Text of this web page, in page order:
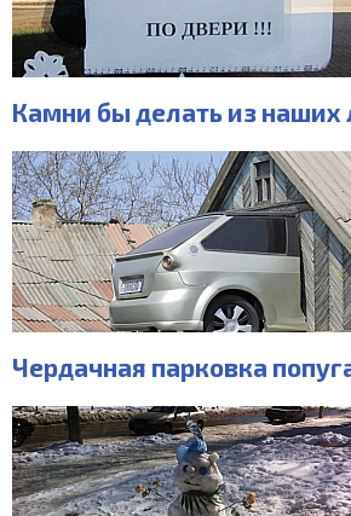
Камни бы делать из наших
Чердачная парковка